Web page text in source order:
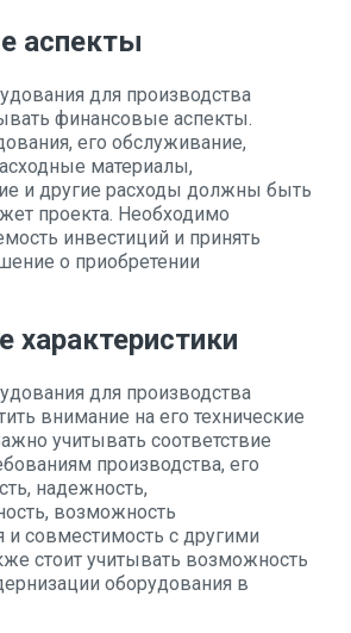
аспекты
для производства
финансовые аспекты.
его обслуживание,
материалы,
и другие расходы должны быть
проекта. Необходимо
инвестиций и принять
о приобретении
характеристики
для производства
внимание на его технические
учитывать соответствие
производства, его
надежность,
возможность
и совместимость с другими
стоит учитывать возможность
оборудования в